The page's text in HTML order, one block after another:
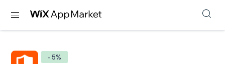
- 5%